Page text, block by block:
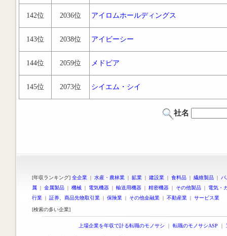
142位 2036位 アイロムホールディングス
143位 2038位 アイビーシー
144位 2059位 メドピア
145位 2073位 シイエム・シイ
社名
[年収ランキング] 全企業 | 水産・農林業 | 鉱業 | 建設業 | 食料品 | 繊維製品 |
属 | 金属製品 | 機械 | 電気機器 | 輸送用機器 | 精密機器 | その他製品 | 電気・
行業 | 証券、商品先物取引業 | 保険業 | その他金融業 | 不動産業 | サービス業
[検索の多い企業]
上場企業を年収で計る転職のモノサシ ｜ 転職のモノサシASP ｜